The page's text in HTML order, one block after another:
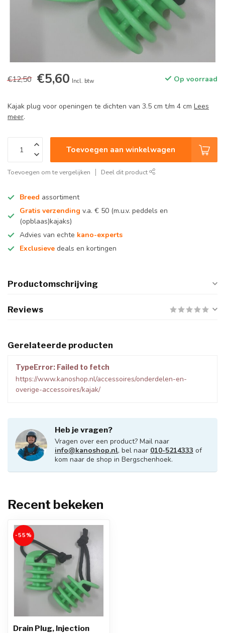
€12,50 €5,60 Incl. btw Op voorraad
Kajak plug voor openingen te dichten van 3.5 cm t/m 4 cm Lees
meer.
Toevoegen aan winkelwagen
Toevoegen om te vergelijken Deel dit product
Breed assortiment
Gratis verzending v.a. € 50 (m.u.v. peddels en
(opblaas)kajaks)
Advies van echte kano-experts
Exclusieve deals en kortingen
Productomschrijving
Reviews
Gerelateerde producten
TypeError: Failed to fetch
https://www.kanoshop.nl/accessoires/onderdelen-en-
overige-accessoires/kajak/
Heb je vragen?
Vragen over een product? Mail naar
info@kanoshop.nl, bel naar 010-5214333 of
kom naar de shop in Bergschenhoek.
Recent bekeken
-55%
Drain Plug, Injection